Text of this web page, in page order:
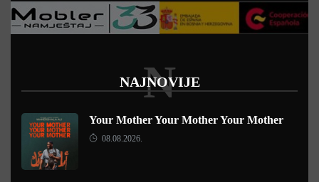
NAJNOVIJE
N
Your Mother Your Mother Your Mother
08.08.2026.